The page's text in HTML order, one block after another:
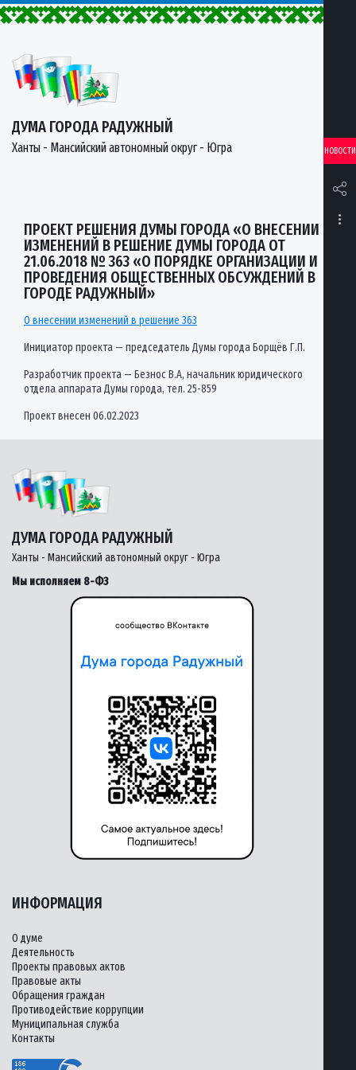
ДУМА ГОРОДА РАДУЖНЫЙ
Ханты - Мансийский автономный округ - Югра НОВОСТИ
ПРОЕКТ РЕШЕНИЯ ДУМЫ ГОРОДА «О ВНЕСЕНИИ
ИЗМЕНЕНИЙ В РЕШЕНИЕ ДУМЫ ГОРОДА ОТ
21.06.2018 № 363 «О ПОРЯДКЕ ОРГАНИЗАЦИИ И
ПРОВЕДЕНИЯ ОБЩЕСТВЕННЫХ ОБСУЖДЕНИЙ В
ГОРОДЕ РАДУЖНЫЙ»
О внесении изменений в решение 363
Инициатор проекта — председатель Думы города Борщёв Г.П.
Разработчик проекта — Безнос В.А, начальник юридического
отдела аппарата Думы города, тел. 25-859
Проект внесен 06.02.2023
ДУМА ГОРОДА РАДУЖНЫЙ
Ханты - Мансийский автономный округ - Югра
Мы исполняем 8-ФЗ
ИНФОРМАЦИЯ
О думе
Деятельность
Проекты правовых актов
Правовые акты
Обращения граждан
Противодействие коррупции
Муниципальная служба
Контакты